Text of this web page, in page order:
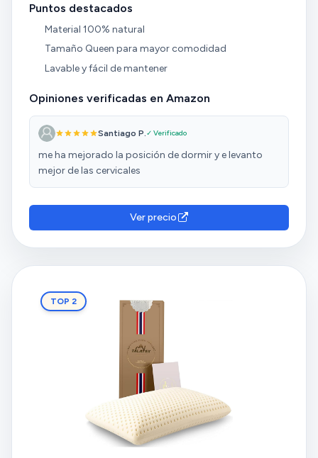
Puntos destacados
Material 100% natural
Tamaño Queen para mayor comodidad
Lavable y fácil de mantener
Opiniones verificadas en Amazon
Santiago P. ✓ Verificado
me ha mejorado la posición de dormir y e levanto
mejor de las cervicales
Ver precio
TOP 2